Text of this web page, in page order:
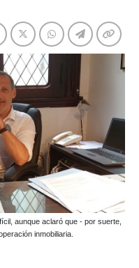
aunque aclaró que - por suerte,
inmobiliaria.